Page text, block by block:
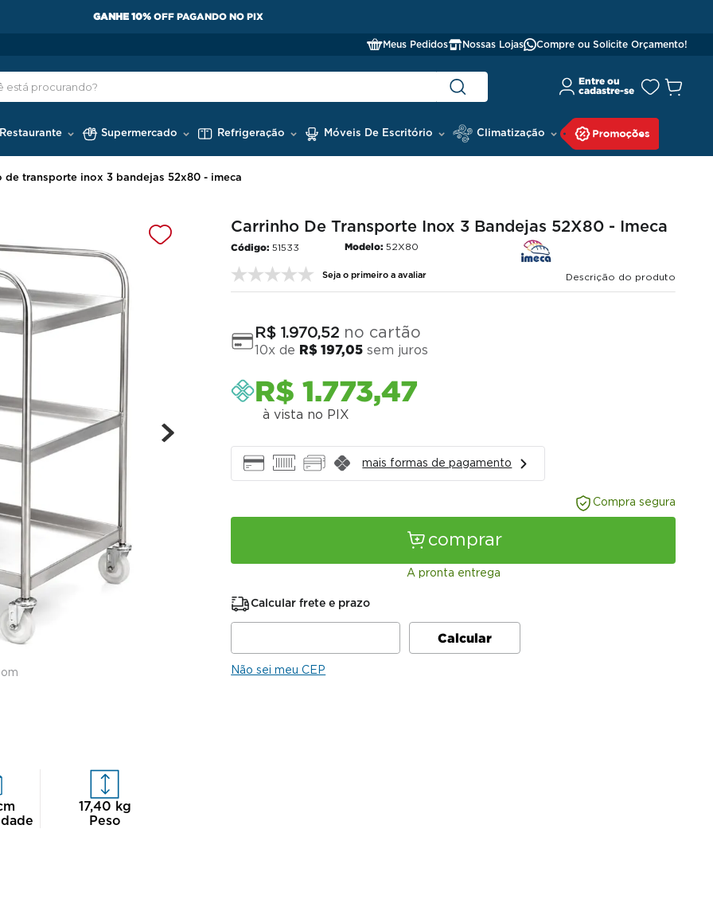
COMPRE COM CNPJ E GANHE 5% OFF
Meus Pedidos Nossas Lojas Compre ou Solicite Orçamento!
Supermercado Refrigeração Móveis De Escritório Climatização
de transporte inox 3 bandejas 52x80 - imeca
17,40 kg
Peso
Carrinho De Transporte Inox 3 Bandejas 52X80 - Imeca
51533 Modelo:52X80
Seja o primeiro a avaliar Descrição do produto
R$ 1 .970,52 no cartão
10x de R$ 197,05 sem juros
R$ 1.773,47
à vista no PIX
mais formas de pagamento
Compra segura
comprar
A pronta entrega
Calcular frete e prazo
Não sei meu CEP